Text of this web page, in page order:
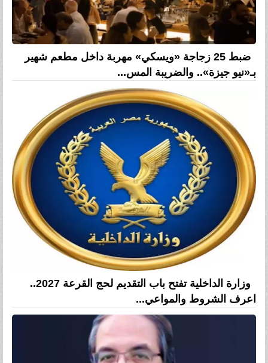
ضبط 25 زجاجة «ويسكي» مهربة داخل مطعم شهير
بـ«نيو جيزة».. والضريبة المس...
وزارة الداخلية تفتح باب التقديم لحج القرعة 2027..
اعرف الشروط والمواعي...